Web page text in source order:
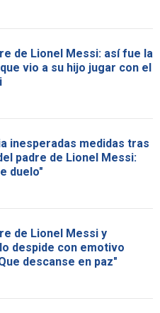
de Lionel Messi: así fue la
vio a su hijo jugar con el
inesperadas medidas tras
padre de Lionel Messi:
duelo"
de Lionel Messi y
despide con emotivo
descanse en paz"